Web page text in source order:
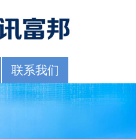
联系我们